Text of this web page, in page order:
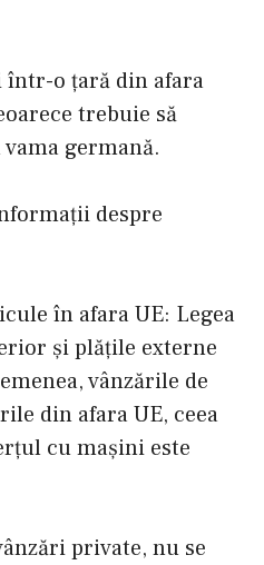
o țară din afara
trebuie să
germană.
despre
în afara UE: Legea
și plățile externe
vânzările de
din afara UE, ceea
cu mașini este
private, nu se